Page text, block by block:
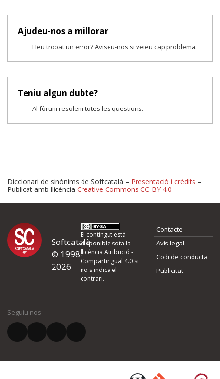
Ajudeu-nos a millorar
Heu trobat un error? Aviseu-nos si veieu cap problema.
Teniu algun dubte?
Al fòrum resolem totes les qüestions.
Proposeu-nos millores o
d'errors
Si heu trobat un error o voleu proposar alguna millora, ompliu els
quina és la millora que proposeu o l'error del qual voleu informar-
El vostre correu electrònic *
Diccionari de sinònims de Softcatalà – Presentació i crèdits –
Publicat amb llicència Creative Commons CC-BY 4.0
Softcatalà
© 1998-
2026
El contingut està
disponible sota la
llicènciaAtribució -
CompartirIgual 4.0 si
no s'indica el
contrari.
Contacte
Avís legal
Codi de conducta
Publicitat
Seguiu-nos